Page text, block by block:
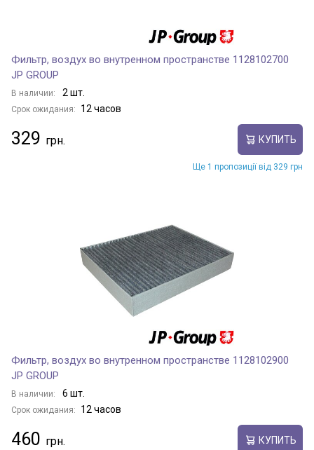
Фильтр, воздух во внутренном пространстве 1128102700
JP GROUP
В наличии: 2 шт.
Срок ожидания: 12 часов
329 КУПИТЬ
Ще 1 пропозиції від 329 грн
Фильтр, воздух во внутренном пространстве 1128102900
JP GROUP
В наличии: 6 шт.
Срок ожидания: 12 часов
460 КУПИТЬ